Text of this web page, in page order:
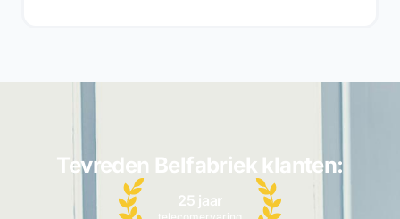
Tevreden Belfabriek klanten:
25 jaar
telecomervaring